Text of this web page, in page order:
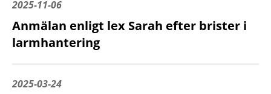
2025-11-06
Anmälan enligt lex Sarah efter brister i
larmhantering
2025-03-24